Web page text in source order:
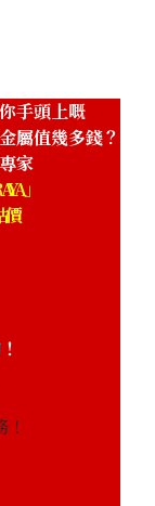
手頭上嘅
屬值幾多錢？
家
」
價